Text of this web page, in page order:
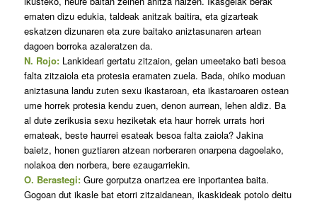
ematen dizu edukia, taldeak anitzak baitira, eta gizarteak
eskatzen dizunaren eta zure baitako aniztasunaren artean
dagoen borroka azaleratzen da.
N. Rojo:Lankideari gertatu zitzaion, gelan umeetako bati besoa
falta zitzaiola eta protesia eramaten zuela. Bada, ohiko moduan
aniztasuna landu zuten sexu ikastaroan, eta ikastaroaren ostean
ume horrek protesia kendu zuen, denon aurrean, lehen aldiz. Ba
al dute zerikusia sexu heziketak eta haur horrek urrats hori
emateak, beste haurrei esateak besoa falta zaiola? Jakina
baietz, honen guztiaren atzean norberaren onarpena dagoelako,
nolakoa den norbera, bere ezaugarriekin.
O. Berastegi:Gure gorputza onartzea ere inportantea baita.
Gogoan dut ikasle bat etorri zitzaidanean, ikaskideak potolo deitu